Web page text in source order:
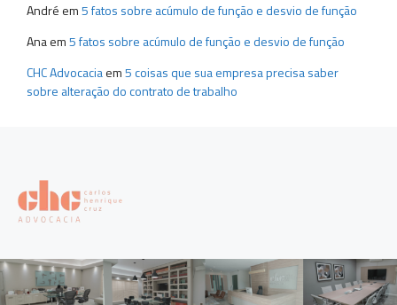
André em5 fatos sobre acúmulo de função e desvio de função
Anaem5 fatos sobre acúmulo de função e desvio de função
CHC Advocaciaem5 coisas que sua empresa precisa saber
sobre alteração do contrato de trabalho